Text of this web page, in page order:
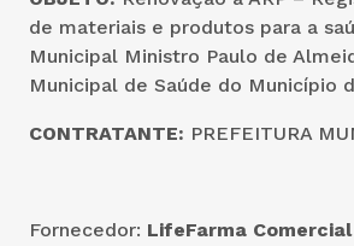
de materiais e produtos para a
Municipal Ministro Paulo de
Municipal de Saúde do Município
CONTRATANTE: PREFEITURA
Fornecedor: LifeFarma